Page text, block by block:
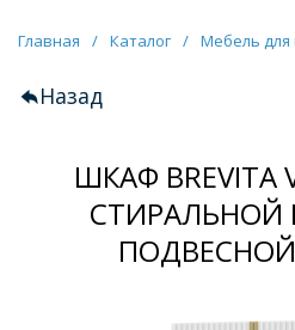
Главная / Каталог / Мебель
Назад
ШКАФ BREVITA